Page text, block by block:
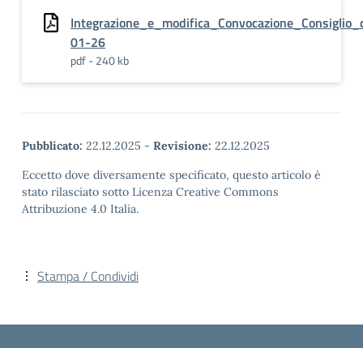
01-26
pdf - 240 kb
Pubblicato: 22.12.2025 - Revisione: 22.12.2025
Eccetto dove diversamente specificato, questo articolo è
stato rilasciato sotto Licenza Creative Commons
Attribuzione 4.0 Italia.
Stampa / Condividi